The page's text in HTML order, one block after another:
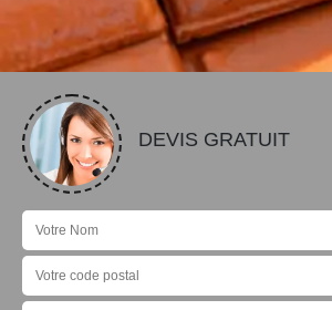
DEVIS GRATUIT